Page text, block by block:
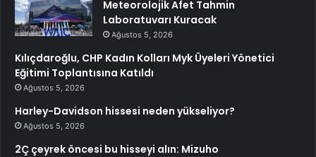
Meteorolojik Afet Tahmin
Laboratuvarı Kuracak
Ağustos 5, 2026
Kılıçdaroğlu, CHP Kadın Kolları Myk Üyeleri Yönetici
Eğitimi Toplantısına Katıldı
Ağustos 5, 2026
Harley-Davidson hissesi neden yükseliyor?
Ağustos 5, 2026
2Ç çeyrek öncesi bu hisseyi alın: Mizuho